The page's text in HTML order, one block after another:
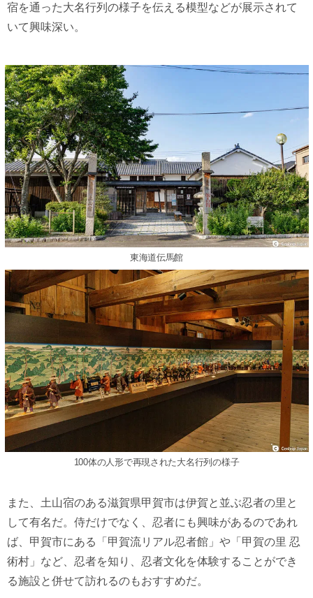
宿を通った大名行列の様子を伝える模型などが展示されて
いて興味深い。
東海道伝馬館
100体の人形で再現された大名行列の様子
また、土山宿のある滋賀県甲賀市は伊賀と並ぶ忍者の里と
して有名だ。侍だけでなく、忍者にも興味があるのであれ
ば、甲賀市にある「甲賀流リアル忍者館」や「甲賀の里 忍
術村」など、忍者を知り、忍者文化を体験することができ
る施設と併せて訪れるのもおすすめだ。